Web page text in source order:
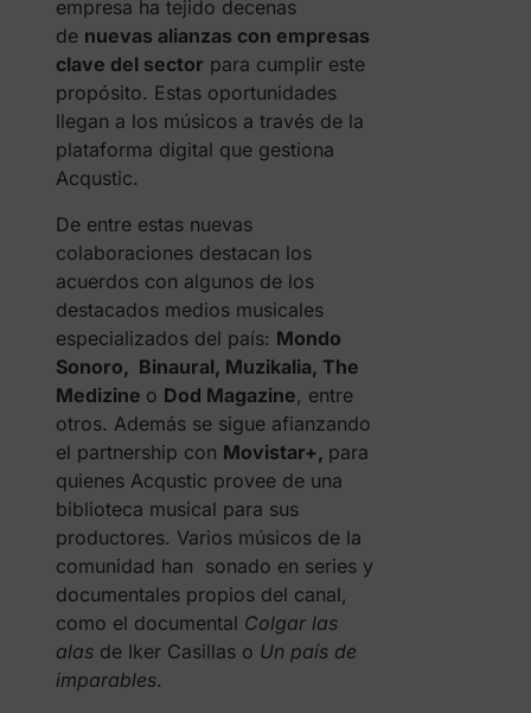
empresa ha tejido decenas
de nuevas alianzas con empresas
clave del sector para cumplir este
propósito. Estas oportunidades
llegan a los músicos a través de la
plataforma digital que gestiona
Acqustic.
De entre estas nuevas
colaboraciones destacan los
acuerdos con algunos de los
destacados medios musicales
especializados del país: Mondo
Sonoro, Binaural, Muzikalia, The
Medizine o Dod Magazine, entre
otros. Además se sigue afianzando
el partnership con Movistar+, para
quienes Acqustic provee de una
biblioteca musical para sus
productores. Varios músicos de la
comunidad han sonado en series y
documentales propios del canal,
como el documental Colgar las
alas de Iker Casillas o Un país de
imparables.